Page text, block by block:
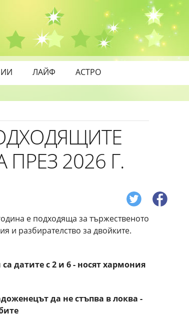
ЛАЙФ АСТРО
ПРЕЗ 2026 Г.
са датите с2 и 6 - носятхармония
да не стъпва в локва -